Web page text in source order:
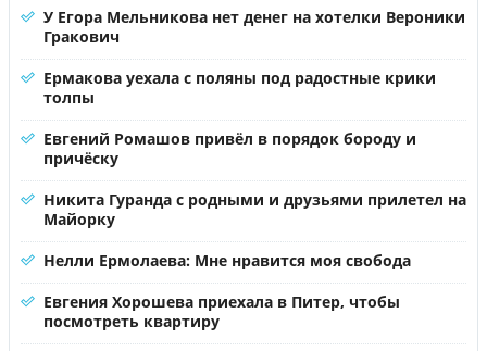
У Егора Мельникова нет денег на хотелки Вероники
Гракович
Ермакова уехала с поляны под радостные крики
толпы
Евгений Ромашов привёл в порядок бороду и
причёску
Никита Гуранда с родными и друзьями прилетел на
Майорку
Нелли Ермолаева: Мне нравится моя свобода
Евгения Хорошева приехала в Питер, чтобы
посмотреть квартиру